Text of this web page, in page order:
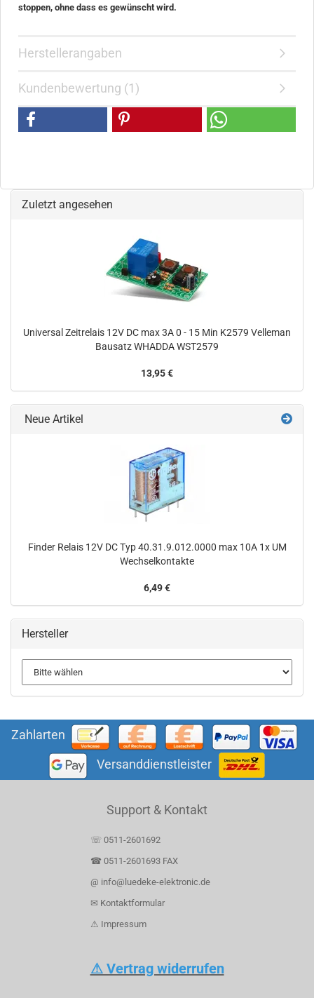
stoppen, ohne dass es gewünscht wird.
Herstellerangaben
Kundenbewertung (1)
Zuletzt angesehen
Universal Zeitrelais 12V DC max 3A 0 - 15 Min K2579 Velleman
Bausatz WHADDA WST2579
13,95 €
Neue Artikel
Finder Relais 12V DC Typ 40.31.9.012.0000 max 10A 1x UM
Wechselkontakte
6,49 €
Hersteller
Zahlarten
Versanddienstleister
Support & Kontakt
☏ 0511-2601692
☎ 0511-2601693 FAX
@ info@luedeke-elektronic.de
✉ Kontaktformular
⚠ Impressum
⚠ Vertrag widerrufen